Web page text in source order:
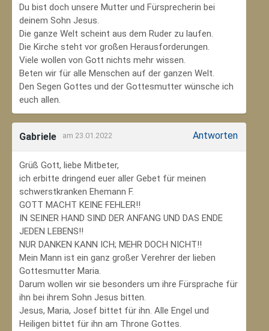
Du bist doch unsere Mutter und Fürsprecherin bei
deinem Sohn Jesus.
Die ganze Welt scheint aus dem Ruder zu laufen.
Die Kirche steht vor großen Herausforderungen.
Viele wollen von Gott nichts mehr wissen.
Beten wir für alle Menschen auf der ganzen Welt.
Den Segen Gottes und der Gottesmutter wünsche ich
euch allen.
Gabriele am 23.01.2022 Antworten
Grüß Gott, liebe Mitbeter,
ich erbitte dringend euer aller Gebet für meinen
schwerstkranken Ehemann F.
GOTT MACHT KEINE FEHLER!!
IN SEINER HAND SIND DER ANFANG UND DAS ENDE
JEDEN LEBENS!!
NUR DANKEN KANN ICH; MEHR DOCH NICHT!!
Mein Mann ist ein ganz großer Verehrer der lieben
Gottesmutter Maria.
Darum wollen wir sie besonders um ihre Fürsprache für
ihn bei ihrem Sohn Jesus bitten.
Jesus, Maria, Josef bittet für ihn. Alle Engel und
Heiligen bittet für ihn am Throne Gottes.